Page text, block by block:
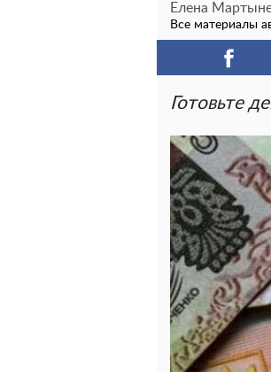
Елена
Все материалы
Готовьте